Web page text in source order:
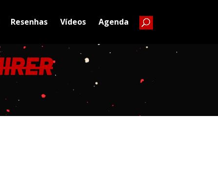
Resenhas Vídeos Agenda